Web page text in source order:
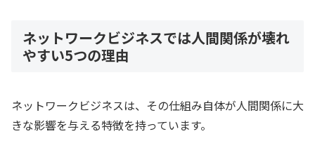
ネットワークビジネスでは人間関係が壊れ
やすい5つの理由
ネットワークビジネスは、その仕組み自体が人間関係に大
きな影響を与える特徴を持っています。